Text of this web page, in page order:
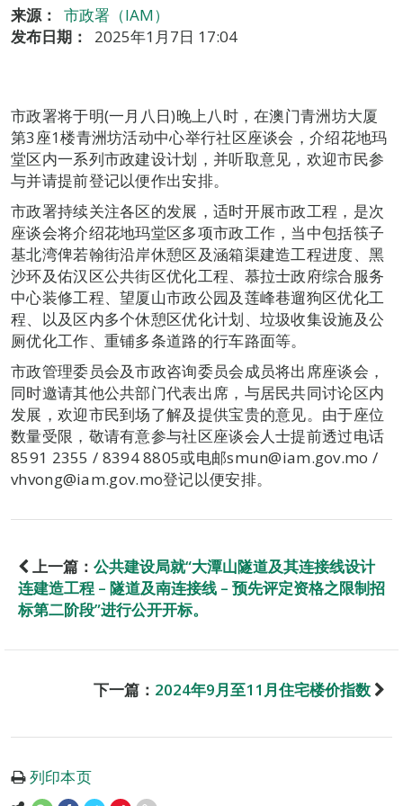
来源：
市政署（IAM）
发布日期：
2025年1月7日 17:04
市政署将于明(一月八日)晚上八时，在澳门青洲坊大厦
第3座1楼青洲坊活动中心举行社区座谈会，介绍花地玛
堂区内一系列市政建设计划，并听取意见，欢迎市民参
与并请提前登记以便作出安排。
市政署持续关注各区的发展，适时开展市政工程，是次
座谈会将介绍花地玛堂区多项市政工作，当中包括筷子
基北湾俾若翰街沿岸休憩区及涵箱渠建造工程进度、黑
沙环及佑汉区公共街区优化工程、慕拉士政府综合服务
中心装修工程、望厦山市政公园及莲峰巷遛狗区优化工
程、以及区内多个休憩区优化计划、垃圾收集设施及公
厕优化工作、重铺多条道路的行车路面等。
市政管理委员会及市政咨询委员会成员将出席座谈会，
同时邀请其他公共部门代表出席，与居民共同讨论区内
发展，欢迎市民到场了解及提供宝贵的意见。由于座位
数量受限，敬请有意参与社区座谈会人士提前透过电话
8591 2355 / 8394 8805或电邮smun@iam.gov.mo /
vhvong@iam.gov.mo登记以便安排。
上一篇： 公共建设局就“大潭山隧道及其连接线设计
连建造工程 – 隧道及南连接线 – 预先评定资格之限制招
标第二阶段”进行公开开标。
下一篇： 2024年9月至11月住宅楼价指数
列印本页